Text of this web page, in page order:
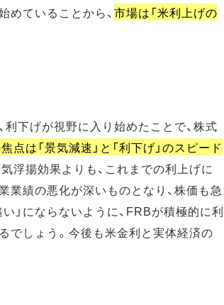
めていることから、市場は「米利上げの
利下げが視野に入り始めたことで、株式
点は「景気減速」と「利下げ」のスピード
浮揚効果よりも、これまでの利上げに
業績の悪化が深いものとなり、株価も急
」にならないように、FRBが積極的に利
でしょう。今後も米金利と実体経済の